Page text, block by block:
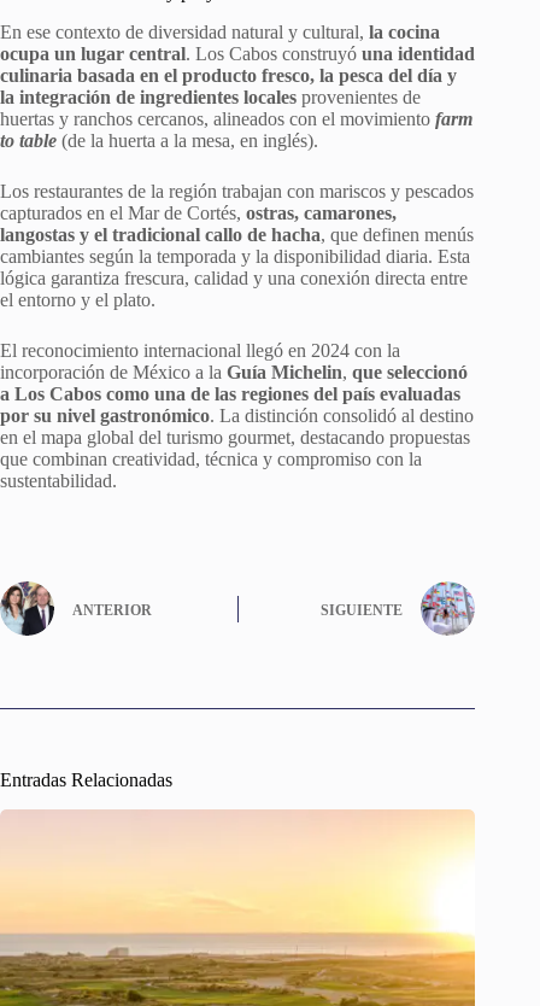
En ese contexto de diversidad natural y cultural, la cocina
ocupa un lugar central. Los Cabos construyó una identidad
culinaria basada en el producto fresco, la pesca del día y
la integración de ingredientes locales provenientes de
huertas y ranchos cercanos, alineados con el movimiento farm
to table (de la huerta a la mesa, en inglés).
Los restaurantes de la región trabajan con mariscos y pescados
capturados en el Mar de Cortés, ostras, camarones,
langostas y el tradicional callo de hacha, que definen menús
cambiantes según la temporada y la disponibilidad diaria. Esta
lógica garantiza frescura, calidad y una conexión directa entre
el entorno y el plato.
El reconocimiento internacional llegó en 2024 con la
incorporación de México a la Guía Michelin, que seleccionó
a Los Cabos como una de las regiones del país evaluadas
por su nivel gastronómico. La distinción consolidó al destino
en el mapa global del turismo gourmet, destacando propuestas
que combinan creatividad, técnica y compromiso con la
sustentabilidad.
ANTERIOR SIGUIENTE
Entradas Relacionadas